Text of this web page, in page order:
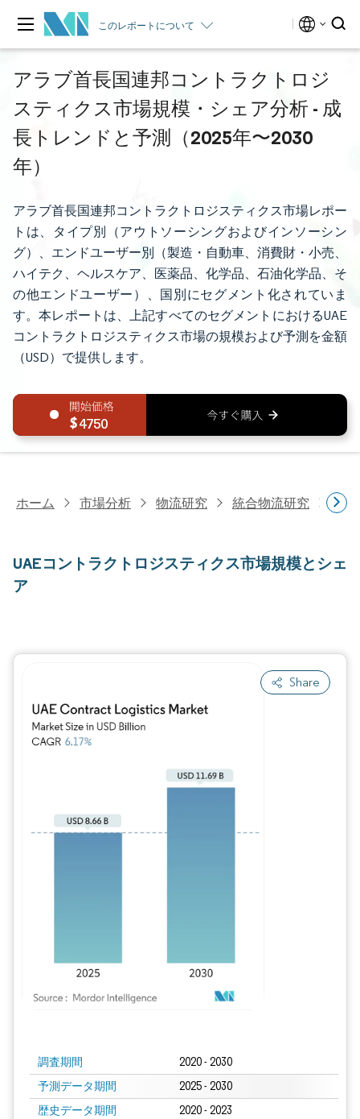
このレポートについて
アラブ首長国連邦コントラクトロジ
スティクス市場規模・シェア分析 - 成
長トレンドと予測（2025年〜2030
年）
アラブ首長国連邦コントラクトロジスティクス市場レポー
トは、タイプ別（アウトソーシングおよびインソーシン
グ）、エンドユーザー別（製造・自動車、消費財・小売、
ハイテク、ヘルスケア、医薬品、化学品、石油化学品、そ
の他エンドユーザー）、国別にセグメント化されていま
す。本レポートは、上記すべてのセグメントにおけるUAE
コントラクトロジスティクス市場の規模および予測を金額
（USD）で提供します。
4750
ホーム 市場分析 物流研究 統合物流研究
UAEコントラクトロジスティクス市場規模とシェ
ア
Share
調査期間 2020 - 2030
予測データ期間 2025 - 2030
歴史データ期間 2020 - 2023